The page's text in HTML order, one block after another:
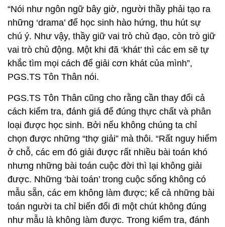
“Nói như ngôn ngữ bây giờ, người thầy phải tạo ra
những ‘drama’ để học sinh hào hứng, thu hút sự
chú ý. Như vậy, thầy giữ vai trò chủ đạo, còn trò giữ
vai trò chủ động. Một khi đã ‘khát’ thì các em sẽ tự
khắc tìm mọi cách để giải cơn khát của mình”,
PGS.TS Tôn Thân nói.
PGS.TS Tôn Thân cũng cho rằng cần thay đổi cả
cách kiểm tra, đánh giá để đúng thực chất và phân
loại được học sinh. Bởi nếu không chúng ta chỉ
chọn được những “thợ giải” mà thôi. “Rất nguy hiểm
ở chỗ, các em đó giải được rất nhiều bài toán khó
nhưng những bài toán cuộc đời thì lại không giải
được. Những ‘bài toán’ trong cuộc sống không có
mẫu sẵn, các em không làm được; kể cả những bài
toán người ta chỉ biến đổi đi một chút không đúng
như mẫu là không làm được. Trong kiểm tra, đánh